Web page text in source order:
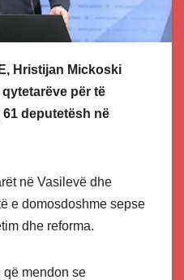
Hristijan Mickoski
për të
deputetësh në
në Vasilevë dhe
e domosdoshme sepse
dhe reforma.
që mendon se